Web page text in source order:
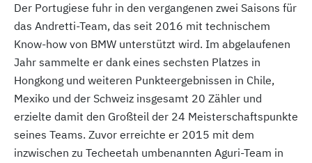
Der Portugiese fuhr in den vergangenen zwei Saisons für
das Andretti-Team, das seit 2016 mit technischem
Know-how von BMW unterstützt wird. Im abgelaufenen
Jahr sammelte er dank eines sechsten Platzes in
Hongkong und weiteren Punkteergebnissen in Chile,
Mexiko und der Schweiz insgesamt 20 Zähler und
erzielte damit den Großteil der 24 Meisterschaftspunkte
seines Teams. Zuvor erreichte er 2015 mit dem
inzwischen zu Techeetah umbenannten Aguri-Team in